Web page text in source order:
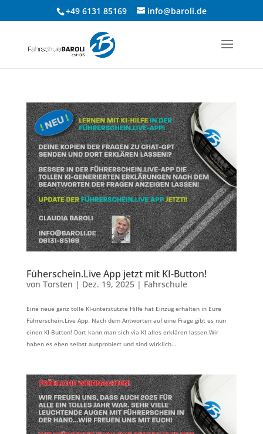
+49 6131 85169 info@baroli.de
Füherschein.Live App jetzt mit KI-Button!
von Torsten | Dez. 19, 2025| Fahrschule
Eine neue ganz tolle KI-unterstützte Hilfe hat Einzug erhalten in Eure
Führerschein.Live App. Nach dem Antworten auf eine Frage gibt es nun
einen KI-Button! Dort kann man sich via KI alles erklären lassen.Wir
haben es eben selbst ausprobiert und sind wirklich...